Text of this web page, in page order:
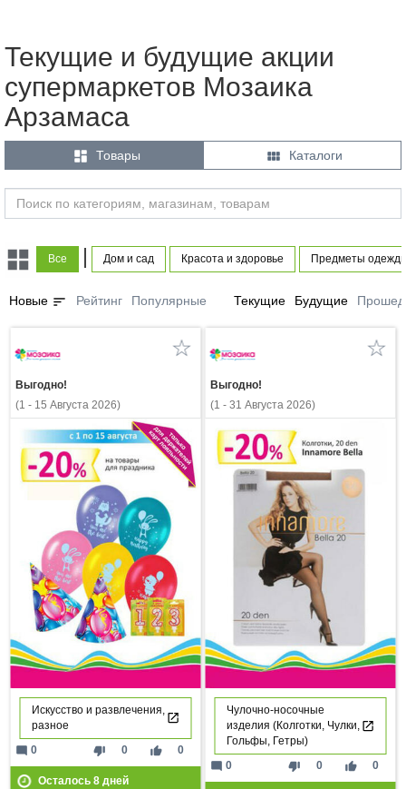
Текущие и будущие акции
супермаркетов Мозаика
Арзамаса
 Товары  Каталоги
Все Дом и сад Красота и здоровье Предметы
Новые sort Рейтинг Популярные Текущие Будущие
Выгодно!
(1 - 15 Августа 2026)
Искусство и развлечения,
разное
thumb_down 0 thumb_up 0
mode_comment 0
Осталось 8дней
Выгодно!
(1 - 31 Августа 2026)
Чулочно-носочные
изделия (Колготки, Чулки,
Гольфы, Гетры)
thumb_down 0 thumb_up 0
mode_comment 0